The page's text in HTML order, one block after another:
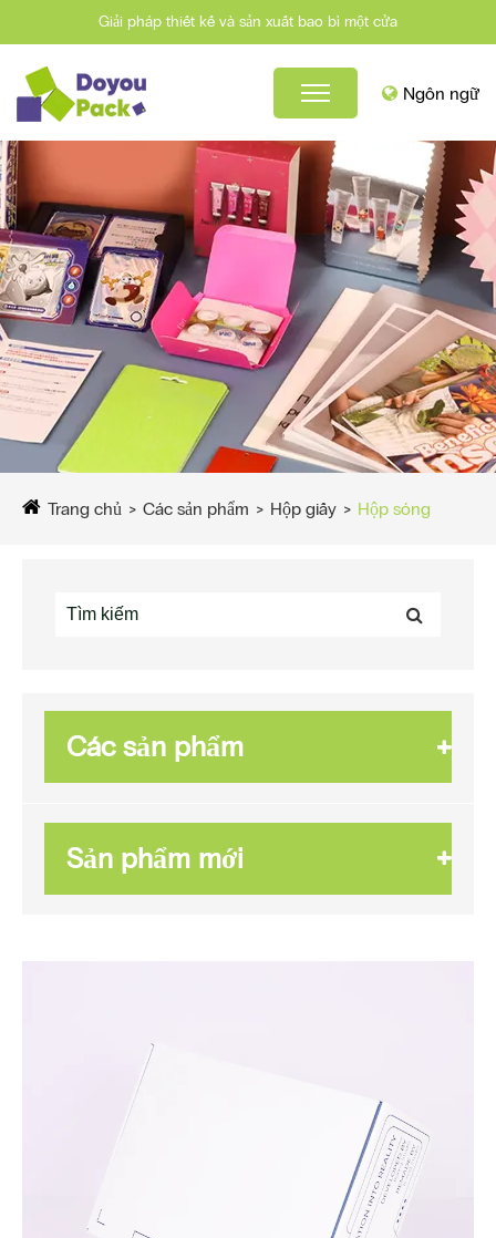
Giải pháp thiết kế và sản xuất bao bì một cửa
Ngôn ngữ
Trang chủ Các sản phẩm Hộp giấy Hộp sóng
Các sản phẩm
Sản phẩm mới